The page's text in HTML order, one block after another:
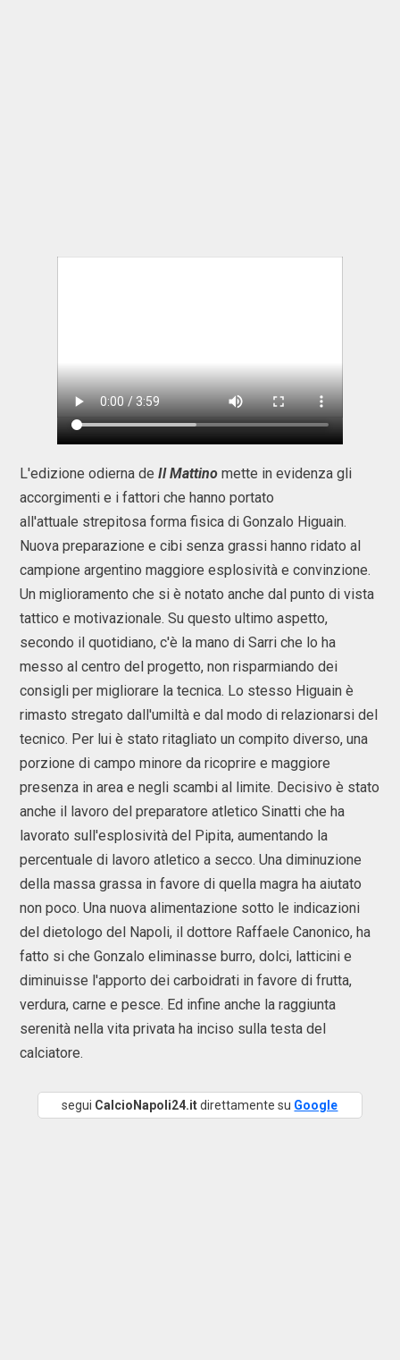
L'edizione odierna de Il Mattino mette in evidenza gli
accorgimenti e i fattori che hanno portato
all'attuale strepitosa forma fisica di Gonzalo Higuain.
Nuova preparazione e cibi senza grassi hanno ridato al
campione argentino maggiore esplosività e convinzione.
Un miglioramento che si è notato anche dal punto di vista
tattico e motivazionale. Su questo ultimo aspetto,
secondo il quotidiano, c'è la mano di Sarri che lo ha
messo al centro del progetto, non risparmiando dei
consigli per migliorare la tecnica. Lo stesso Higuain è
rimasto stregato dall'umiltà e dal modo di relazionarsi del
tecnico. Per lui è stato ritagliato un compito diverso, una
porzione di campo minore da ricoprire e maggiore
presenza in area e negli scambi al limite. Decisivo è stato
anche il lavoro del preparatore atletico Sinatti che ha
lavorato sull'esplosività del Pipita, aumentando la
percentuale di lavoro atletico a secco. Una diminuzione
della massa grassa in favore di quella magra ha aiutato
non poco. Una nuova alimentazione sotto le indicazioni
del dietologo del Napoli, il dottore Raffaele Canonico, ha
fatto si che Gonzalo eliminasse burro, dolci, latticini e
diminuisse l'apporto dei carboidrati in favore di frutta,
verdura, carne e pesce. Ed infine anche la raggiunta
serenità nella vita privata ha inciso sulla testa del
calciatore.
segui CalcioNapoli24.itdirettamente su Google